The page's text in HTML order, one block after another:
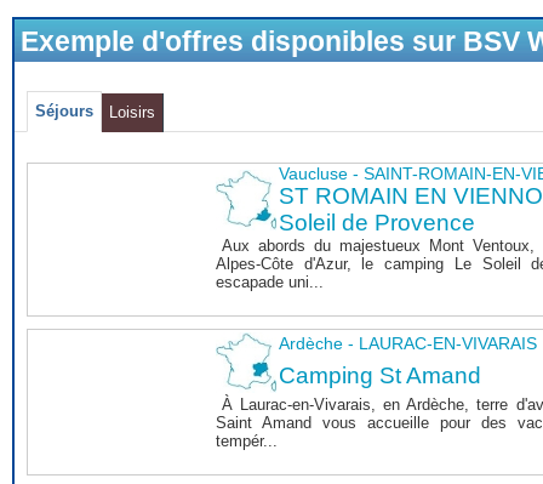
Exemple d'offres disponibles sur BSV
Séjours Loisirs
Vaucluse - SAINT-ROMAIN-EN-
ST ROMAIN EN
Soleil de Provence
Aux abords du majestueux Mont
Alpes-Côte d'Azur, le camping Le Soleil
escapade uni...
Ardèche - LAURAC-EN-VIVARAIS
Camping St Amand
À Laurac-en-Vivarais, en Ardèche, terre
Saint Amand vous accueille pour des
tempér...